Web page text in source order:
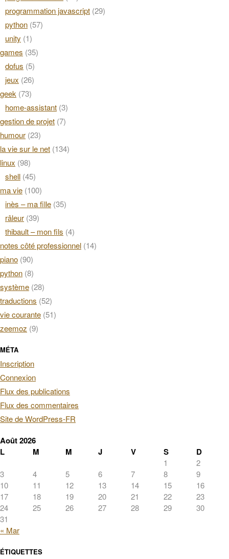
programmation javascript (29)
python (57)
unity (1)
games (35)
dofus (5)
jeux (26)
geek (73)
home-assistant (3)
gestion de projet (7)
humour (23)
la vie sur le net (134)
linux (98)
shell (45)
ma vie (100)
inès – ma fille (35)
râleur (39)
thibault – mon fils (4)
notes côté professionnel (14)
piano (90)
python (8)
système (28)
traductions (52)
vie courante (51)
zeemoz (9)
MÉTA
Inscription
Connexion
Flux des publications
Flux des commentaires
Site de WordPress-FR
Août 2026
L
M M J V S D
1
2
3
4 5 6 7 8
9
10
11 12 13 14 15
16
17
18 19 20 21 22
23
24
25 26 27 28 29
30
31
« Mar
ÉTIQUETTES